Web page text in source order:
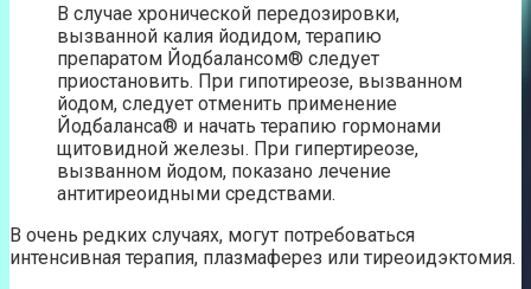
В случае хронической передозировки,
вызванной калия йодидом, терапию
препаратом Йодбалансом® следует
приостановить. При гипотиреозе, вызванном
йодом, следует отменить применение
Йодбаланса® и начать терапию гормонами
щитовидной железы. При гипертиреозe,
вызванном йодом, показано лечение
антитиреоидными средствами.
В очень редких случаях, могут потребоваться
интенсивная терапия, плазмаферез или тиреоидэктомия.